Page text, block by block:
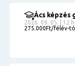
Ács képzés
2026. 09. 05. | 12
275.000Ft/félév-